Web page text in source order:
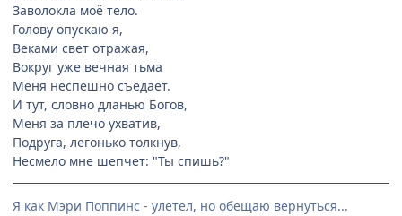
Заволокла моё тело.
Голову опускаю я,
Веками свет отражая,
Вокруг уже вечная тьма
Меня неспешно съедает.
И тут, словно дланью Богов,
Меня за плечо ухватив,
Подруга, легонько толкнув,
Несмело мне шепчет: "Ты спишь?"
Я как Мэри Поппинс - улетел, но обещаю вернуться...